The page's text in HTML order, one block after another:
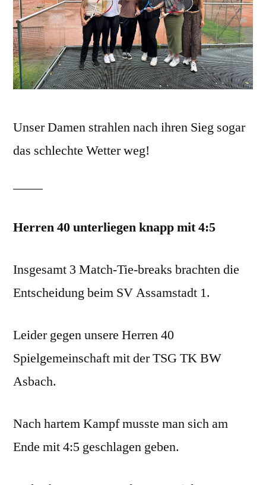
Unser Damen strahlen nach ihren Sieg sogar
das schlechte Wetter weg!
Herren 40 unterliegen knapp mit 4:5
Insgesamt 3 Match-Tie-breaks brachten die
Entscheidung beim SV Assamstadt 1.
Leider gegen unsere Herren 40
Spielgemeinschaft mit der TSG TK BW
Asbach.
Nach hartem Kampf musste man sich am
Ende mit 4:5 geschlagen geben.